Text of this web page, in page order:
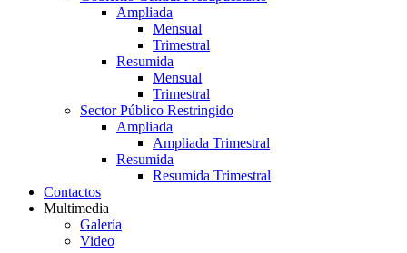
Ampliada
Mensual
Trimestral
Resumida
Mensual
Trimestral
Sector Público Restringido
Ampliada
Ampliada Trimestral
Resumida
Resumida Trimestral
Contactos
Multimedia
Galería
Video